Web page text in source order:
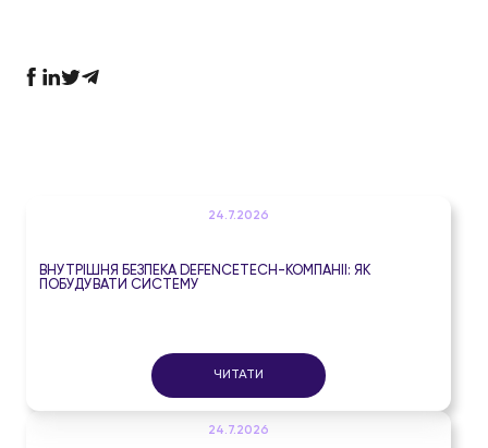
24.7.2026
ВНУТРІШНЯ БЕЗПЕКА DEFENCETECH-КОМПАНІЇ: ЯК
ПОБУДУВАТИ СИСТЕМУ
ЧИТАТИ
24.7.2026